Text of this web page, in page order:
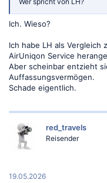
Ich. Wieso?
Ich habe LH als Vergleich
AirUniqon Service
Aber scheinbar entzieht
Auffassungsvermögen.
Schade eigentlich.
red_travels
Reisender
19.05.2026